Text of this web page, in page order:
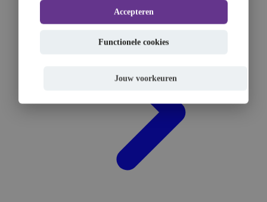
Accepteren
Functionele cookies
Jouw voorkeuren